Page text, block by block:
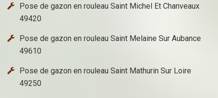
Pose de gazon en rouleau Saint Michel Et Chanveaux
49420
Pose de gazon en rouleau Saint Melaine Sur Aubance
49610
Pose de gazon en rouleau Saint Mathurin Sur Loire
49250